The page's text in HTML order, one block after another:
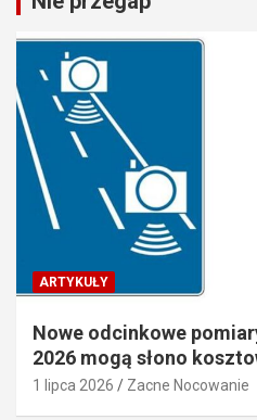
ARTYKUŁY
Nowe odcinkowe
2026 mogą słono
1 lipca 2026 Zacne Nocowanie